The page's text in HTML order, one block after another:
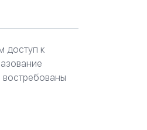
доступ к
востребованы